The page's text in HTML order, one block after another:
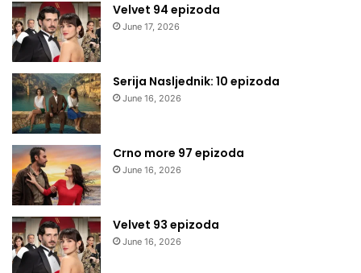
Velvet 94 epizoda
June 17, 2026
Serija Nasljednik: 10 epizoda
June 16, 2026
Crno more 97 epizoda
June 16, 2026
Velvet 93 epizoda
June 16, 2026